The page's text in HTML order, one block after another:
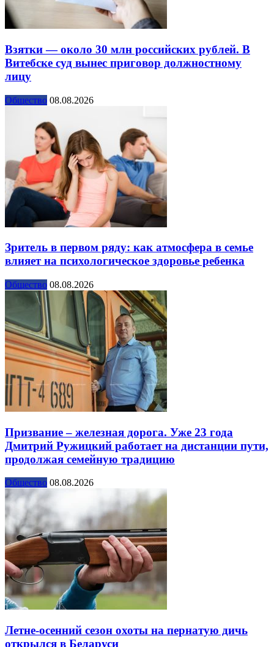
Взятки — около 30 млн российских рублей. В
Витебске суд вынес приговор должностному
лицу
Общество 08.08.2026
Зритель в первом ряду: как атмосфера в семье
влияет на психологическое здоровье ребенка
Общество 08.08.2026
Призвание – железная дорога. Уже 23 года
Дмитрий Ружицкий работает на дистанции пути,
продолжая семейную традицию
Общество 08.08.2026
Летне-осенний сезон охоты на пернатую дичь
открылся в Беларуси